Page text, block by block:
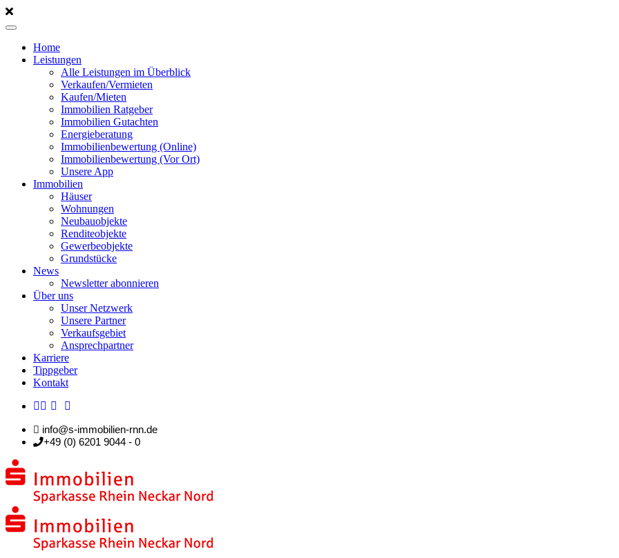
Home
Leistungen
Alle Leistungen im Überblick
Verkaufen/Vermieten
Kaufen/Mieten
Immobilien Ratgeber
Immobilien Gutachten
Energieberatung
Immobilienbewertung (Online)
Immobilienbewertung (Vor Ort)
Unsere App
Immobilien
Häuser
Wohnungen
Neubauobjekte
Renditeobjekte
Gewerbeobjekte
Grundstücke
News
Newsletter abonnieren
Über uns
Unser Netzwerk
Unsere Partner
Verkaufsgebiet
Ansprechpartner
Karriere
Tippgeber
Kontakt
info@s-immobilien-rnn.de
+49 (0) 6201 9044 - 0